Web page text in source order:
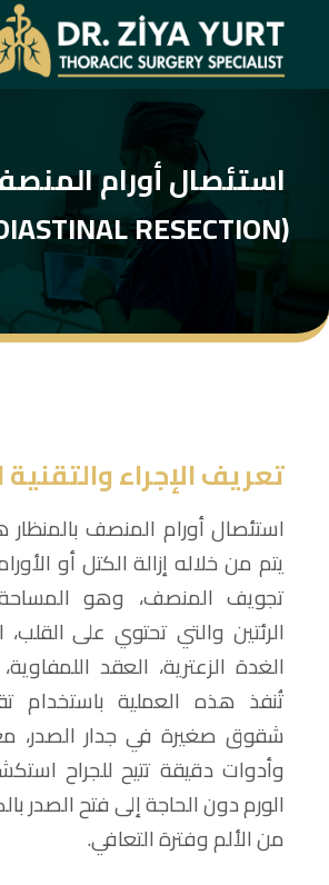
استئصال أورام
(VATS MEDIASTINAL RESECTION)
تعريف الإجراء والتقنية
استئصال أورام المنصف
يتم من خلاله إزالة الكتل أو
تجويف المنصف، وهو
الرئتين والتي تحتوي على القلب،
الغدة الزعترية، العقد
شقوق صغيرة في جدار الصدر،
وأدوات دقيقة تتيح للجراح
الورم دون الحاجة إلى فتح الصدر
من الألم وفترة التعافي.